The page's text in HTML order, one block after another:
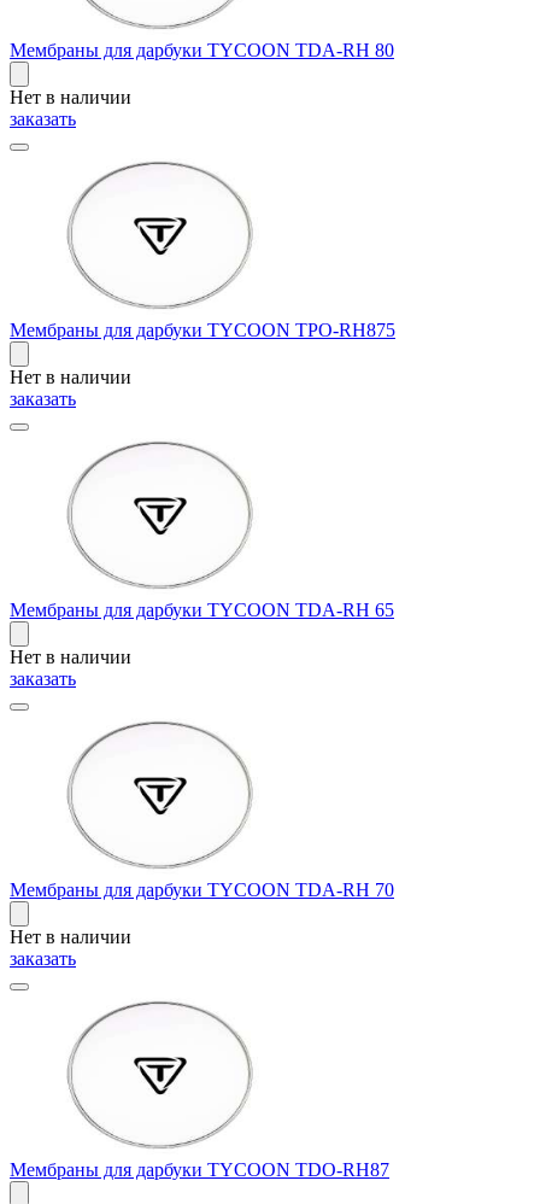
Мембраны для дарбуки TYCOON TDA-RH 80
Нет в наличии
заказать
Мембраны для дарбуки TYCOON TPO-RH875
Нет в наличии
заказать
Мембраны для дарбуки TYCOON TDA-RH 65
Нет в наличии
заказать
Мембраны для дарбуки TYCOON TDA-RH 70
Нет в наличии
заказать
Мембраны для дарбуки TYCOON TDO-RH87